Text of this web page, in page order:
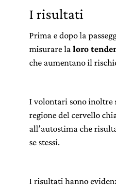
I risultati
Prima e dopo la
misurare laloro
che aumentano il
I volontari sono inoltre
regione del cervello
all’autostima che
se stessi.
I risultati hanno